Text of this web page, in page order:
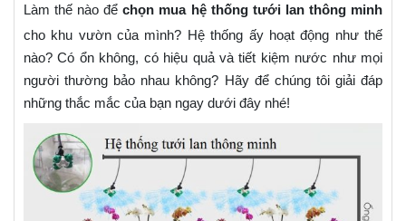
Làm thế nào đểchọn mua hệ thống tưới lan thông minh
cho khu vườn của mình? Hệ thống ấy hoạt động như thế
nào? Có ổn không, có hiệu quả và tiết kiệm nước như mọi
người thường bảo nhau không? Hãy để chúng tôi giải đáp
những thắc mắc của bạn ngay dưới đây nhé!